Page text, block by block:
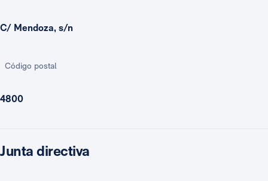
C/ Mendoza, s/n
Código postal
4800
Junta directiva